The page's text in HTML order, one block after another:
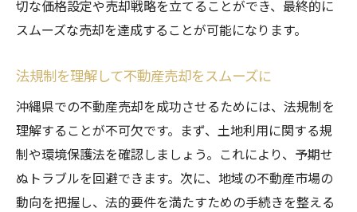
切な価格設定や売却戦略を立てることができ、最終的に
スムーズな売却を達成することが可能になります。
法規制を理解して不動産売却をスムーズに
沖縄県での不動産売却を成功させるためには、法規制を
理解することが不可欠です。まず、土地利用に関する規
制や環境保護法を確認しましょう。これにより、予期せ
ぬトラブルを回避できます。次に、地域の不動産市場の
動向を把握し、法的要件を満たすための手続きを整える